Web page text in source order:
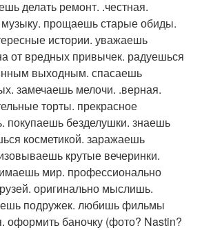
делать ремонт. .честная.
прощаешь старые обиды.
истории. уважаешь
от вредных привычек. радуешься
выходным. спасаешь
замечаешь мелочи. .верная.
торты. прекрасное
покупаешь безделушки. знаешь
косметикой. заражаешь
крутые вечеринки.
мир. профессионально
оригинально мыслишь.
подружек. любишь фильмы
оформить баночку (фото? Nastin?